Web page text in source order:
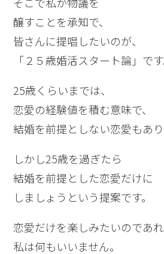
醸すことを承知で、
皆さんに提唱したいのが、
「２５歳婚活スタート論」です
25歳くらいまでは、
恋愛の経験値を積む意味で、
結婚を前提としない恋愛もあり
しかし25歳を過ぎたら
結婚を前提とした恋愛だけに
しましょうという提案です。
恋愛だけを楽しみたいのであ
私は何もいいません。